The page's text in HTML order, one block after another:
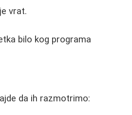
vrat.
bilo kog programa
da ih razmotrimo: